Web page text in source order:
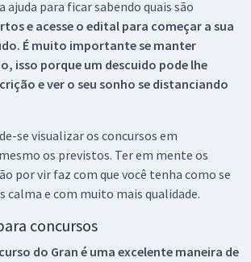
ajuda para ficar sabendo quais são
e acesse o edital para começar a sua
É muito importante se manter
isso porque um descuido pode lhe
e ver o seu sonho se distanciando
se visualizar os concursos em
os previstos. Ter em mente os
por vir faz com que você tenha como se
calma e com muito mais qualidade.
concursos
do Gran é uma excelente maneira de